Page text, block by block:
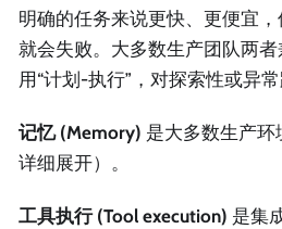
明确的任务来说更快、更便宜，
就会失败。大多数生产团队两
用“计划-执行”，对探索性或异常
记忆 (Memory) 是大多数生产
详细展开）。
工具执行 (Tool execution) 是集